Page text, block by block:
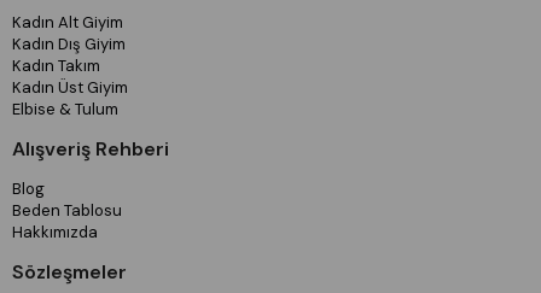
Kadın Alt Giyim
Kadın Dış Giyim
Kadın Takım
Kadın Üst Giyim
Elbise & Tulum
Alışveriş Rehberi
Blog
Beden Tablosu
Hakkımızda
Sözleşmeler